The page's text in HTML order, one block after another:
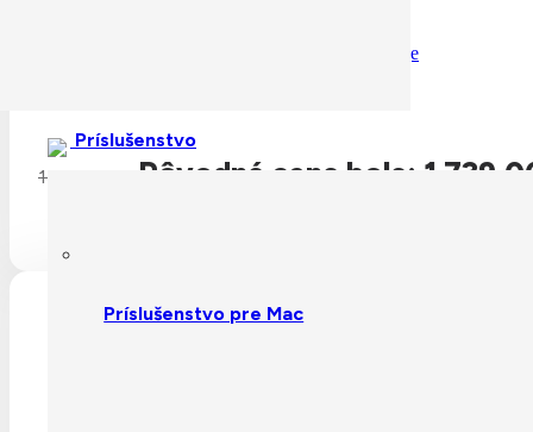
Príslušenstvo
Príslušenstvo pre Mac
Apple iPhone 17 Pro Max 512GB Cosmic Orange
1 739,00 Pôvodná cena bola: 1